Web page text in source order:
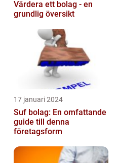
Värdera ett bolag - en
grundlig översikt
17 januari 2024
Suf bolag: En omfattande
guide till denna
företagsform